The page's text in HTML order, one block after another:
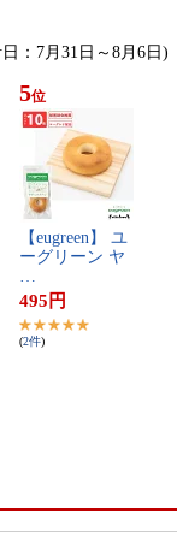
：7月31日～8月6日)
5位
【​e​u​g​r​e​e​n​】​ ​ユ​
ー​グ​リ​ー​ン​ ​ヤ​
…
495 円
(2件)